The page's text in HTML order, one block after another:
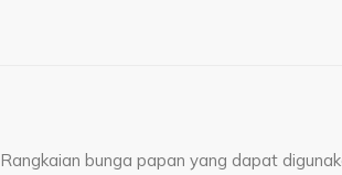
Rangkaian bunga papan yang dapat